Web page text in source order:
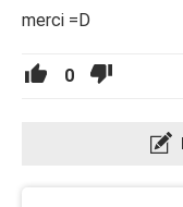
merci =D
0